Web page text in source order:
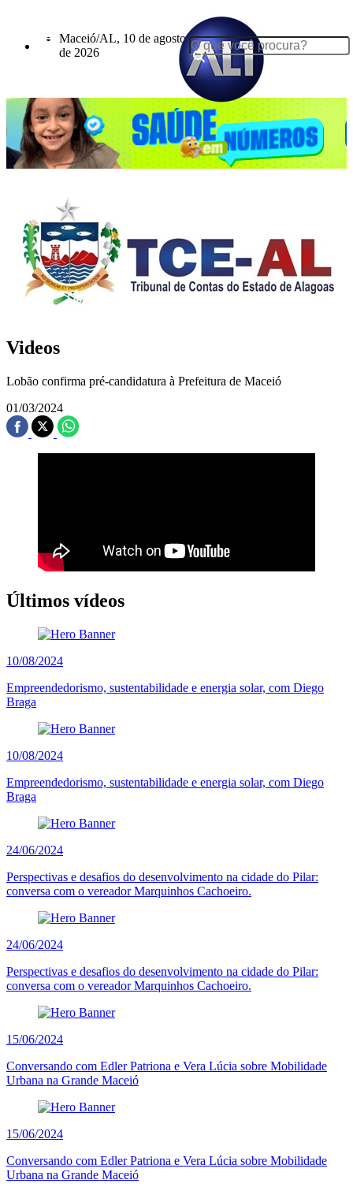
Maceió/AL, 10 de agosto
de 2026
Videos
Lobão confirma pré-candidatura à Prefeitura de Maceió
01/03/2024
Últimos vídeos
10/08/2024
Empreendedorismo, sustentabilidade e energia solar, com Diego
Braga
10/08/2024
Empreendedorismo, sustentabilidade e energia solar, com Diego
Braga
24/06/2024
Perspectivas e desafios do desenvolvimento na cidade do Pilar:
conversa com o vereador Marquinhos Cachoeiro.
24/06/2024
Perspectivas e desafios do desenvolvimento na cidade do Pilar:
conversa com o vereador Marquinhos Cachoeiro.
15/06/2024
Conversando com Edler Patriona e Vera Lúcia sobre Mobilidade
Urbana na Grande Maceió
15/06/2024
Conversando com Edler Patriona e Vera Lúcia sobre Mobilidade
Urbana na Grande Maceió